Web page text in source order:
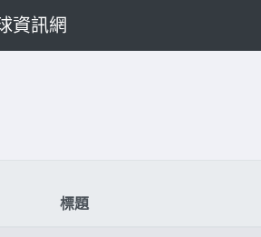
資訊網
標題